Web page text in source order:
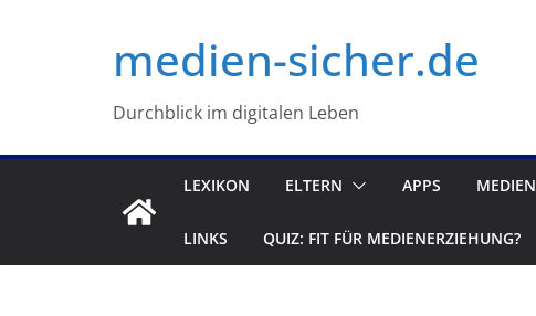
medien-sicher.de
Durchblick im digitalen Leben
LEXIKON ELTERN APPS
LINKS QUIZ: FIT FÜR MEDIENERZIEHUNG?